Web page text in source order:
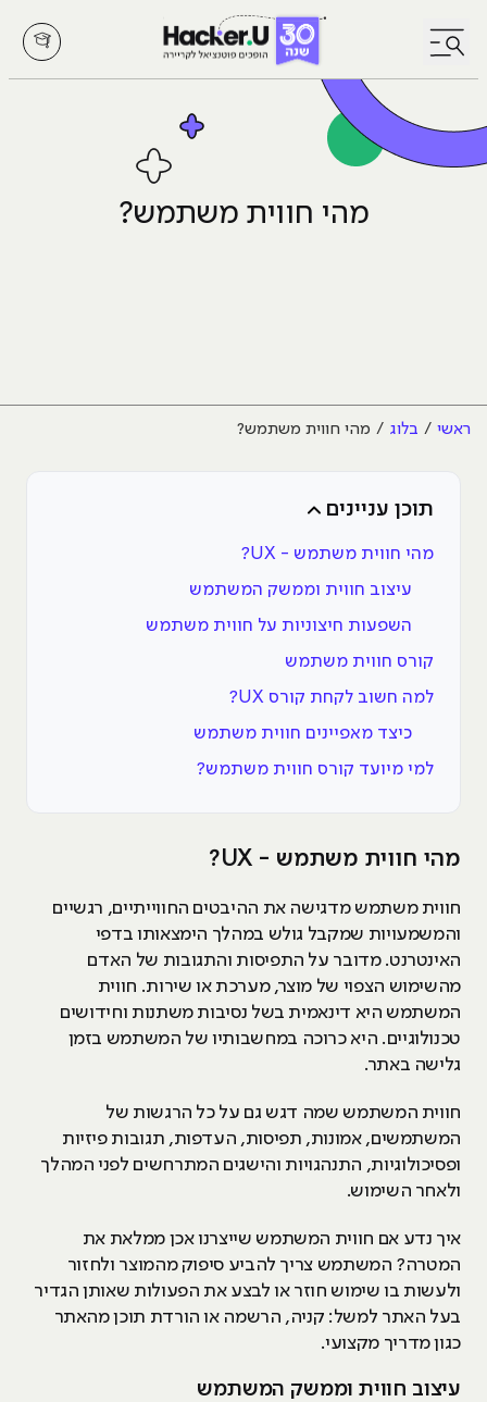
לחץ לפתיחת/סגירת תפריט
מהי חווית משתמש?
ראשי בלוג מהי חווית משתמש?
תוכן עניינים
מהי חווית משתמש - UX?
עיצוב חווית וממשק המשתמש
השפעות חיצוניות על חווית משתמש
קורס חווית משתמש
למה חשוב לקחת קורס UX?
כיצד מאפיינים חווית משתמש
למי מיועד קורס חווית משתמש?
מהי חווית משתמש - UX?
חווית משתמש מדגישה את ההיבטים החווייתיים, רגשיים
והמשמעויות שמקבל גולש במהלך הימצאותו בדפי
האינטרנט. מדובר על התפיסות והתגובות של האדם
מהשימוש הצפוי של מוצר, מערכת או שירות. חווית
המשתמש היא דינאמית בשל נסיבות משתנות וחידושים
טכנולוגיים. היא כרוכה במחשבותיו של המשתמש בזמן
גלישה באתר.
חווית המשתמש שמה דגש גם על כל הרגשות של
המשתמשים, אמונות, תפיסות, העדפות, תגובות פיזיות
ופסיכולוגיות, התנהגויות והישגים המתרחשים לפני המהלך
ולאחר השימוש.
איך נדע אם חווית המשתמש שייצרנו אכן ממלאת את
המטרה? המשתמש צריך להביע סיפוק מהמוצר ולחזור
ולעשות בו שימוש חוזר או לבצע את הפעולות שאותן הגדיר
בעל האתר למשל: קניה, הרשמה או הורדת תוכן מהאתר
כגון מדריך מקצועי.
עיצוב חווית וממשק המשתמש